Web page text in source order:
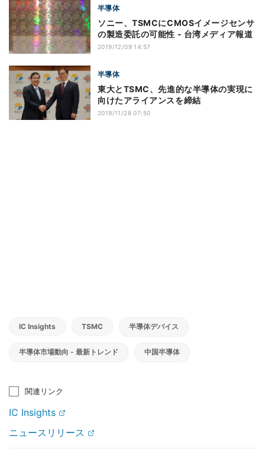
半導体
ソニー、TSMCにCMOSイメージセンサ
の製造委託の可能性 - 台湾メディア報道
2019/12/09 14:57
半導体
東大とTSMC、先進的な半導体の実現に
向けたアライアンスを締結
2019/11/28 07:50
IC Insights TSMC 半導体デバイス
半導体市場動向 - 最新トレンド 中国半導体
関連リンク
IC Insights
ニュースリリース